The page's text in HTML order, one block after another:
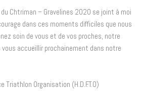
Chtriman – Gravelines 2020 se joint à moi
dans ces moments difficiles que nous
soin de vous et de vos proches, notre
accueillir prochainement dans notre
Triathlon Organisation (H.D.F.T.O)